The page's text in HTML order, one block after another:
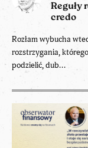
Reguły
credo
Rozłam wybucha
rozstrzygania,
podzielić, dub...